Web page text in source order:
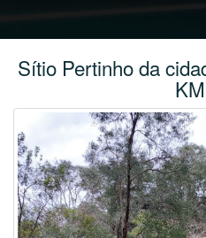
Sí­tio Pertinho da